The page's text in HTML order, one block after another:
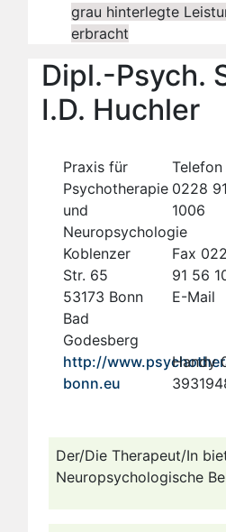
grau hinterlegte
erbracht
Dipl.-Psych.
I.D. Huchler
Praxis für
Psychotherapie
und
Neuropsychologie
Telefon
0228
1006
Koblenzer
Str. 65
Fax
91 56
53173 Bonn
Bad
Godesberg
E-Mail
http://
bonn.eu
Handy
Der/Die Therapeut/In
Neuropsychologische